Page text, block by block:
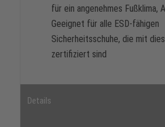
für ein angenehmes Fußklima,
Geeignet für alle ESD-fähigen
Sicherheitsschuhe, die mit
zertifiziert sind
Details